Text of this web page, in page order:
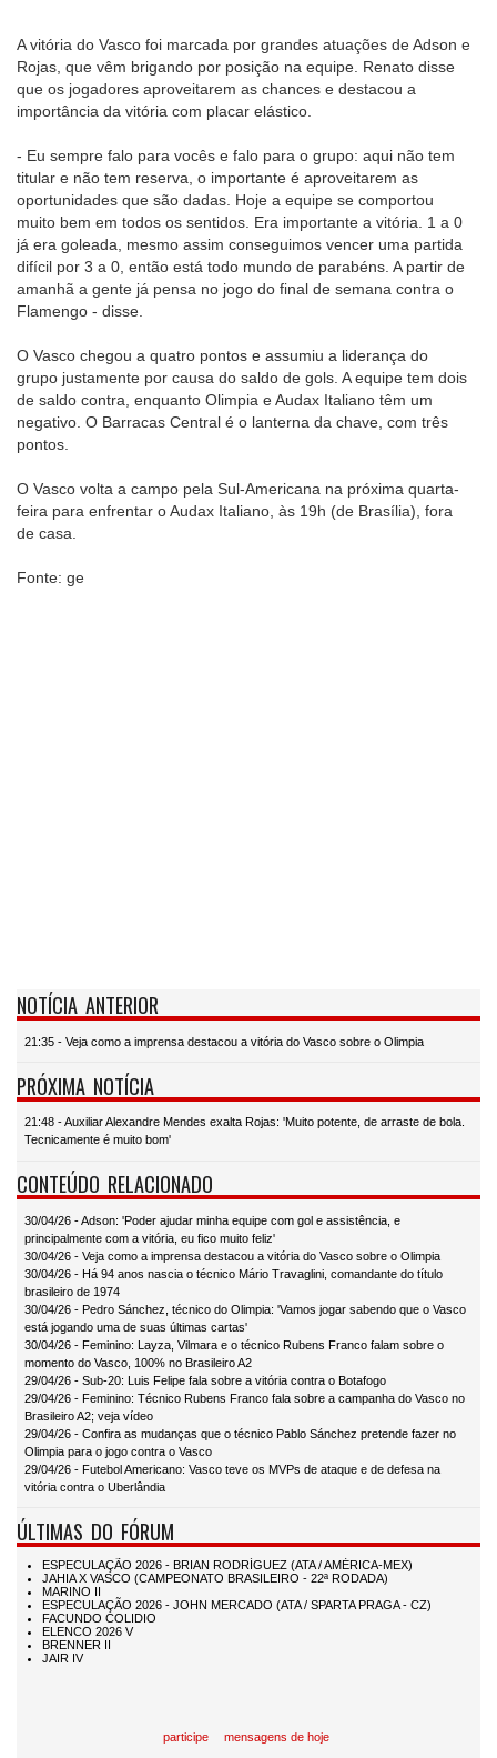
A vitória do Vasco foi marcada por grandes atuações de Adson e
Rojas, que vêm brigando por posição na equipe. Renato disse
que os jogadores aproveitarem as chances e destacou a
importância da vitória com placar elástico.
- Eu sempre falo para vocês e falo para o grupo: aqui não tem
titular e não tem reserva, o importante é aproveitarem as
oportunidades que são dadas. Hoje a equipe se comportou
muito bem em todos os sentidos. Era importante a vitória. 1 a 0
já era goleada, mesmo assim conseguimos vencer uma partida
difícil por 3 a 0, então está todo mundo de parabéns. A partir de
amanhã a gente já pensa no jogo do final de semana contra o
Flamengo - disse.
O Vasco chegou a quatro pontos e assumiu a liderança do
grupo justamente por causa do saldo de gols. A equipe tem dois
de saldo contra, enquanto Olimpia e Audax Italiano têm um
negativo. O Barracas Central é o lanterna da chave, com três
pontos.
O Vasco volta a campo pela Sul-Americana na próxima quarta-
feira para enfrentar o Audax Italiano, às 19h (de Brasília), fora
de casa.
Fonte: ge
NOTÍCIA ANTERIOR
21:35 - Veja como a imprensa destacou a vitória do Vasco sobre o Olimpia
PRÓXIMA NOTÍCIA
21:48 - Auxiliar Alexandre Mendes exalta Rojas: 'Muito potente, de arraste de bola.
Tecnicamente é muito bom'
CONTEÚDO RELACIONADO
30/04/26 - Adson: 'Poder ajudar minha equipe com gol e assistência, e
principalmente com a vitória, eu fico muito feliz'
30/04/26 - Veja como a imprensa destacou a vitória do Vasco sobre o Olimpia
30/04/26 - Há 94 anos nascia o técnico Mário Travaglini, comandante do título
brasileiro de 1974
30/04/26 - Pedro Sánchez, técnico do Olimpia: 'Vamos jogar sabendo que o Vasco
está jogando uma de suas últimas cartas'
30/04/26 - Feminino: Layza, Vilmara e o técnico Rubens Franco falam sobre o
momento do Vasco, 100% no Brasileiro A2
29/04/26 - Sub-20: Luis Felipe fala sobre a vitória contra o Botafogo
29/04/26 - Feminino: Técnico Rubens Franco fala sobre a campanha do Vasco no
Brasileiro A2; veja vídeo
29/04/26 - Confira as mudanças que o técnico Pablo Sánchez pretende fazer no
Olimpia para o jogo contra o Vasco
29/04/26 - Futebol Americano: Vasco teve os MVPs de ataque e de defesa na
vitória contra o Uberlândia
ÚLTIMAS DO FÓRUM
participe mensagens de hoje